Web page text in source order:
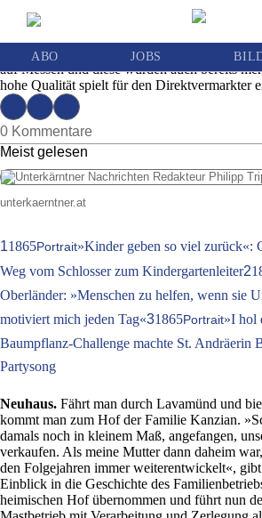
ABO JOBS
Regionale Produkte von
Ausgabe | Mittwoch, 15.
Vier- bis fünfmal im Jahr präsentiert Gerald
auf Messen und diese wurden auch bereits
hohe Qualität spielt für den Direktvermarkter
0 Kommentare
Meist gelesen
unterkaerntner.at
11865Portrait»Kinder geben so viel zurück«:
Weg vom Schlosser zum Kindergartenleiter2
Oberländer: »Menschen zu helfen, wenn sie
motiviert mich jeden Tag«31865Portrait»I hol
Baumpflanz-Challenge machte St. Andräerin
Partysong
Neuhaus. Fährt man durch Lavamünd und
kommt man zum Hof der Familie Kanzian.
damals noch in kleinem Maß, angefangen,
verkaufen. Als meine Mutter dann daheim
den Folgejahren immer weiterentwickelt«,
Einblick in die Geschichte des
heimischen Hof übernommen und führt nun